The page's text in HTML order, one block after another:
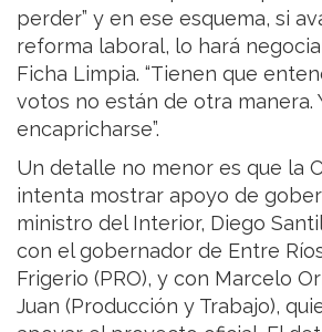
perder” y en ese esquema, si
reforma laboral, lo hará
Ficha Limpia. “Tienen que
votos no están de otra manera.
encapricharse”.
Un detalle no menor es que la
intenta mostrar apoyo de
ministro del Interior, Diego
con el gobernador de Entre
Frigerio (PRO), y con Marcelo
Juan (Producción y Trabajo),